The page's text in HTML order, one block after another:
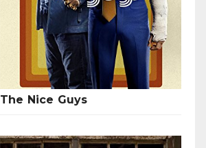
The Nice Guys